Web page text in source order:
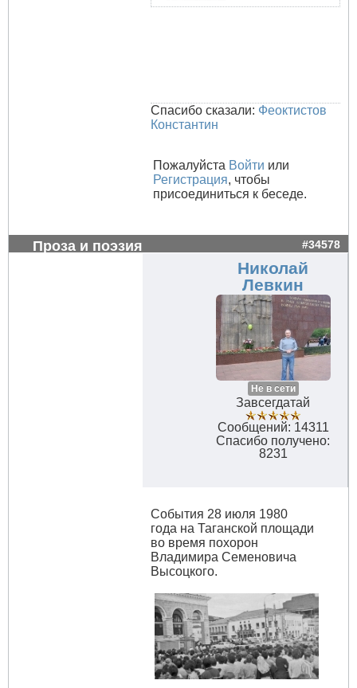
Спасибо сказали: Феоктистов
Константин
Пожалуйста Войти или
Регистрация, чтобы
присоединиться к беседе.
Проза и поэзия #34578
Николай
Левкин
Не в сети
Завсегдатай
Сообщений: 14311
Спасибо получено:
8231
События 28 июля 1980
года на Таганской площади
во время похорон
Владимира Семеновича
Высоцкого.